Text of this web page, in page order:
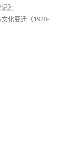
》
化变迁（1920-